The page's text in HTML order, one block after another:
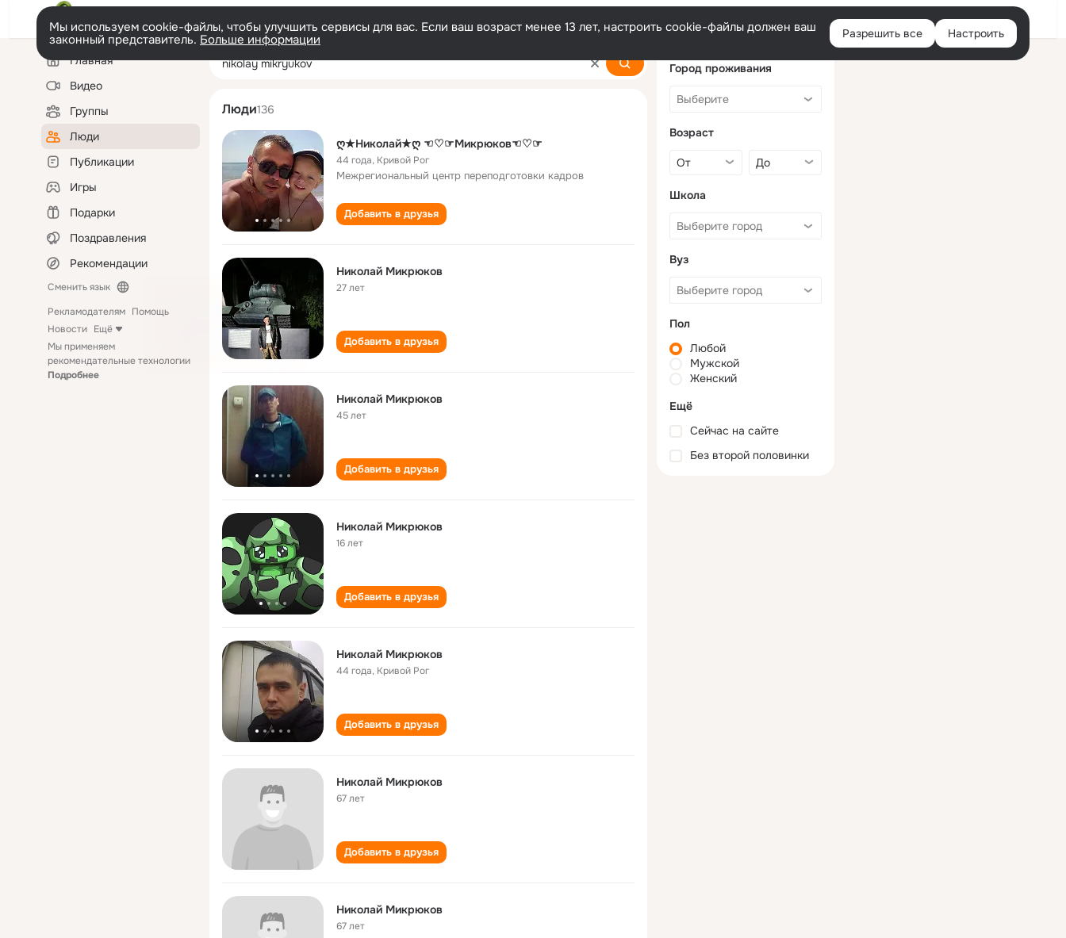
Войти
Мы используем cookie-файлы, чтобы улучшить сервисы для вас. Если ваш возраст менее 13 лет, настроить cookie-файлы должен ваш
законный представитель. Больше информации Разрешить все Настроить
Левая
колонкаГлавная
Видео
Группы
Люди
Публикации
Игры
Подарки
Поздравления
Рекомендации
Сменить язык
Рекламодателям Помощь
Новости Ещё
Мы применяем
рекомендательные технологии
Подробнее
nikolay mikryukov
Люди136
ღ★Николай★ღ ☜♡☞Микрюков☜♡☞
44 года, Кривой Рог
Межрегиональный центр переподготовки кадров
Добавить в друзья
Николай Микрюков
27 лет
Добавить в друзья
Николай Микрюков
45 лет
Добавить в друзья
Николай Микрюков
16 лет
Добавить в друзья
Николай Микрюков
44 года, Кривой Рог
Добавить в друзья
Николай Микрюков
67 лет
Добавить в друзья
Николай Микрюков
67 лет
Город проживания
Возраст
Школа
Вуз
Пол
Любой
Мужской
Женский
Ещё
Сейчас на сайте
Без второй половинки